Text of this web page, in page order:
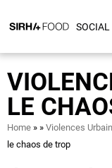
to
content
SOCIAL
LE
Breadcrumb
Home Violences
le chaos de trop